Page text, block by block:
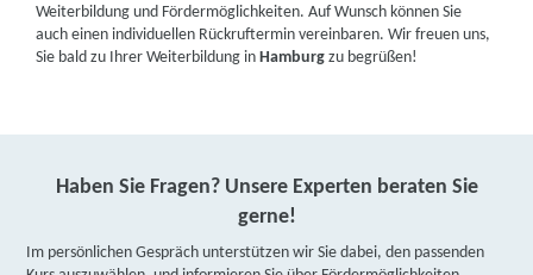
Weiterbildung und Fördermöglichkeiten. Auf Wunsch können Sie
auch einen individuellen Rückruftermin vereinbaren. Wir freuen uns,
Sie bald zu Ihrer Weiterbildung inHamburg zu begrüßen!
Haben Sie Fragen? Unsere Experten beraten Sie
gerne!
Im persönlichen Gespräch unterstützen wir Sie dabei, den passenden